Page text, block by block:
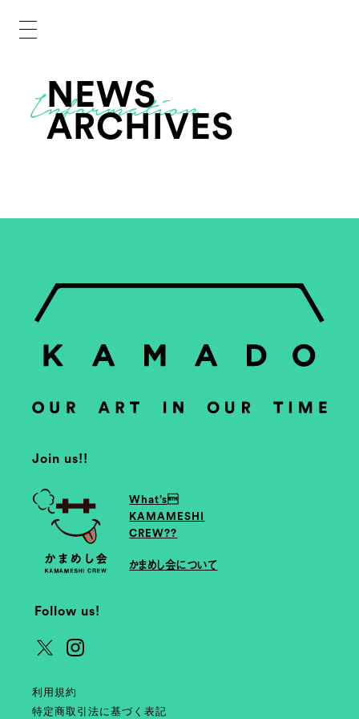
NEWS
ARCHIVES
Join us!!
What’s
KAMAMESHI
CREW??
かまめし会について
Follow us!
利用規約
特定商取引法に基づく表記